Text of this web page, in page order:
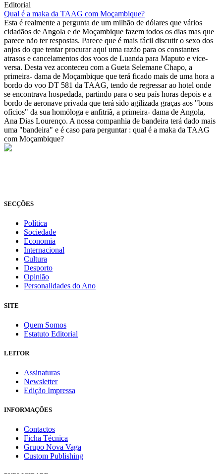
Editorial
Qual é a maka da TAAG com Moçambique?
Esta é realmente a pergunta de um milhão de dólares que vários
cidadãos de Angola e de Moçambique fazem todos os dias mas que
parece não ter respostas. Parece que é mais fácil discutir o sexo dos
anjos do que tentar procurar aqui uma razão para os constantes
atrasos e cancelamentos dos voos de Luanda para Maputo e vice-
versa. Desta vez aconteceu com a Gueta Selemane Chapo, a
primeira- dama de Moçambique que terá ficado mais de uma hora a
bordo do voo DT 581 da TAAG, tendo de regressar ao hotel onde
se encontrava hospedada, partindo para o seu país horas depois e a
bordo de aeronave privada que terá sido agilizada graças aos "bons
ofícios" da sua homóloga e anfitriã, a primeira- dama de Angola,
Ana Dias Lourenço. A nossa companhia de bandeira terá dado mais
uma "bandeira" e é caso para perguntar : qual é a maka da TAAG
com Moçambique?
SECÇÕES
Política
Sociedade
Economia
Internacional
Cultura
Desporto
Opinião
Personalidades do Ano
SITE
Quem Somos
Estatuto Editorial
LEITOR
Assinaturas
Newsletter
Edição Impressa
INFORMAÇÕES
Contactos
Ficha Técnica
Grupo Nova Vaga
Custom Publishing